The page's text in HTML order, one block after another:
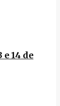
e 14 de